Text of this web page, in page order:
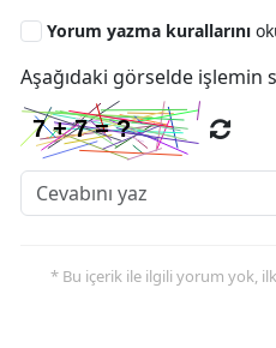
Yorum yazma kurallarını
Aşağıdaki görselde işlemin
* Bu içerik ile ilgili yorum yok,